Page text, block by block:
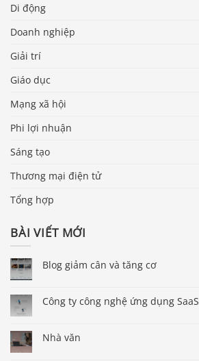
Di động
Doanh nghiệp
Giải trí
Giáo dục
Mạng xã hội
Phi lợi nhuận
Sáng tạo
Thương mại điện tử
Tổng hợp
BÀI VIẾT MỚI
Blog giảm cân và tăng cơ
Công ty công nghệ ứng dụng SaaS
Nhà văn